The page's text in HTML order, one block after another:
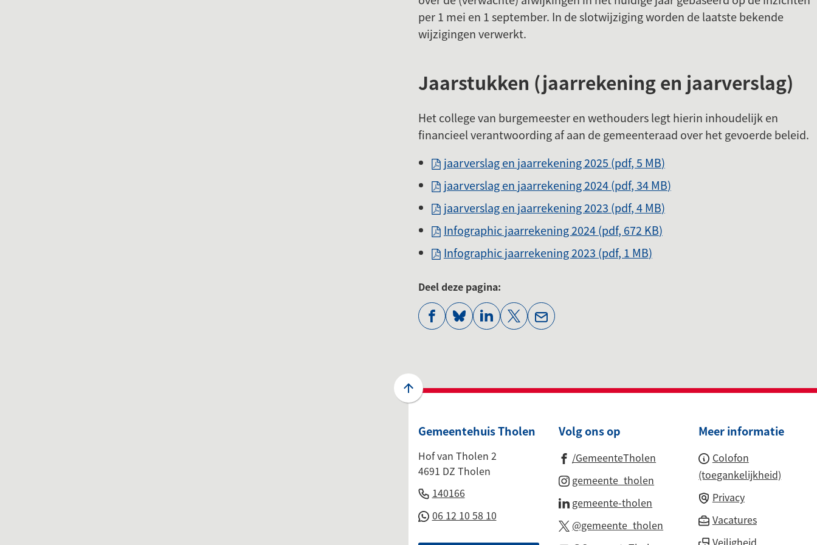
per 1 mei en 1 september. In de slotwijziging worden de laatste bekende
wijzigingen verwerkt.
Jaarstukken (jaarrekening en jaarverslag)
Het college van burgemeester en wethouders legt hierin inhoudelijk en
financieel verantwoording af aan de gemeenteraad over het gevoerde beleid.
jaarverslag en jaarrekening 2025 (pdf, 5 MB)
jaarverslag en jaarrekening 2024(pdf, 34 MB)
jaarverslag en jaarrekening 2023 (pdf, 4 MB)
Infographic jaarrekening 2024(pdf, 672 KB)
Infographic jaarrekening 2023 (pdf, 1 MB)
Deel deze pagina:
(Verwijst
website)
(Verwijst
website)
(Verwijst
website)
(Verwijst
website)
(Verwijst
mailadres)
Scroll
boven
naar
het
begin
van
paginainhoud
Gemeentehuis Tholen
Hof van Tholen 2
4691 DZ Tholen
140166(Verwijst
naar
een
06 12 10 58 10(Verwijst
Volg ons op
/GemeenteTholen (Verwijst
website)
gemeente_tholen
externe
gemeente-tholen
een
@gemeente_tholen (Verwijst
Meer informatie
Colofon
(toegankelijkheid)
Privacy
Vacatures(Verwijst
naar
Veiligheid